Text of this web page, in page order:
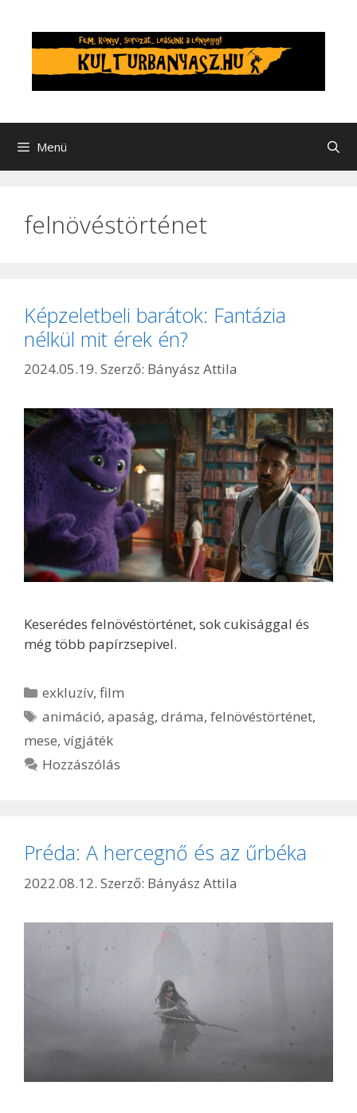
tartalomba
Menü
felnövéstörténet
Képzeletbeli barátok: Fantázia
nélkül mit érek én?
2024.05.19. Szerző: Bányász Attila
Keserédes felnövéstörténet, sok cukisággal és
még több papírzsepivel.
Kategória
exkluzív,film
Címkék
animáció,apaság,dráma,felnövéstörténet,
mese, vígjáték
Hozzászólás
Préda: A hercegnő és az űrbéka
2022.08.12. Szerző: Bányász Attila